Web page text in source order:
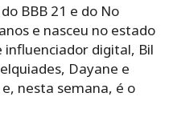
BBB 21 e do No
e nasceu no estado
influenciador digital, Bil
Dayane e
nesta semana, é o